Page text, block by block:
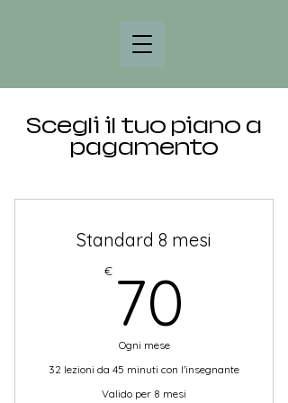
Scegli il tuo piano a
pagamento
Standard 8 mesi
€ 70
Ogni mese
32 lezioni da 45 minuti con l'insegnante
Valido per 8 mesi